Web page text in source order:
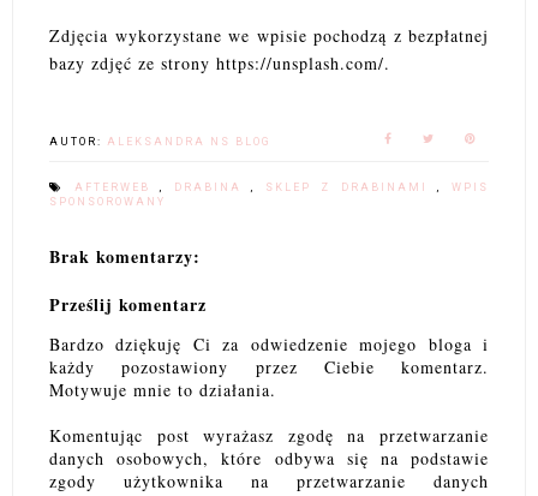
Zdjęcia wykorzystane we wpisie pochodzą z bezpłatnej
bazy zdjęć ze strony https://unsplash.com/.
AUTOR: ALEKSANDRA NS BLOG
AFTERWEB, DRABINA, SKLEP Z DRABINAMI,WPIS
SPONSOROWANY
Brak komentarzy:
Prześlij komentarz
Bardzo dziękuję Ci za odwiedzenie mojego bloga i
każdy pozostawiony przez Ciebie komentarz.
Motywuje mnie to działania.
Komentując post wyrażasz zgodę na przetwarzanie
danych osobowych, które odbywa się na podstawie
zgody użytkownika na przetwarzanie danych